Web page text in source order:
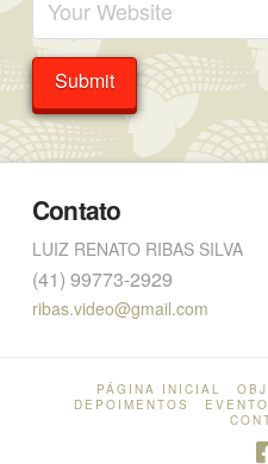
Contato
LUIZ RENATO RIBAS SILVA
(41) 99773-2929
ribas.video@gmail.com
PÁGINA INICIAL
DEPOIMENTOS